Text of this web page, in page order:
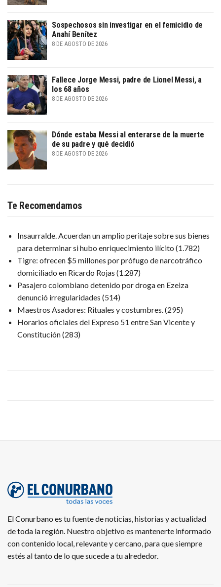
Sospechosos sin investigar en el femicidio de
Anahí Benítez
8 DE AGOSTO DE 2026
Fallece Jorge Messi, padre de Lionel Messi, a
los 68 años
8 DE AGOSTO DE 2026
Dónde estaba Messi al enterarse de la muerte
de su padre y qué decidió
8 DE AGOSTO DE 2026
Te Recomendamos
Insaurralde. Acuerdan un amplio peritaje sobre sus bienes
para determinar si hubo enriquecimiento ilícito (1.782)
Tigre: ofrecen $5 millones por prófugo de narcotráfico
domiciliado en Ricardo Rojas (1.287)
Pasajero colombiano detenido por droga en Ezeiza
denunció irregularidades (514)
Maestros Asadores: Rituales y costumbres.(295)
Horarios oficiales del Expreso 51 entre San Vicente y
Constitución(283)
El Conurbano es tu fuente de noticias, historias y actualidad
de toda la región. Nuestro objetivo es mantenerte informado
con contenido local, relevante y cercano, para que siempre
estés al tanto de lo que sucede a tu alrededor.